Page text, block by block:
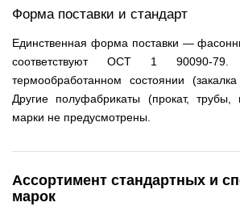
Форма поставки и стандарт
Единственная форма поставки —
соответствуют ОСТ 1 90090-79.
термообработанном состоянии
Другие полуфабрикаты (прокат, трубы,
марки не предусмотрены.
Ассортимент стандартных и
марок